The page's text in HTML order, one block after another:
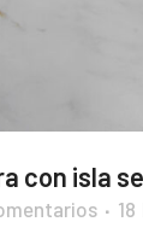
con isla
18